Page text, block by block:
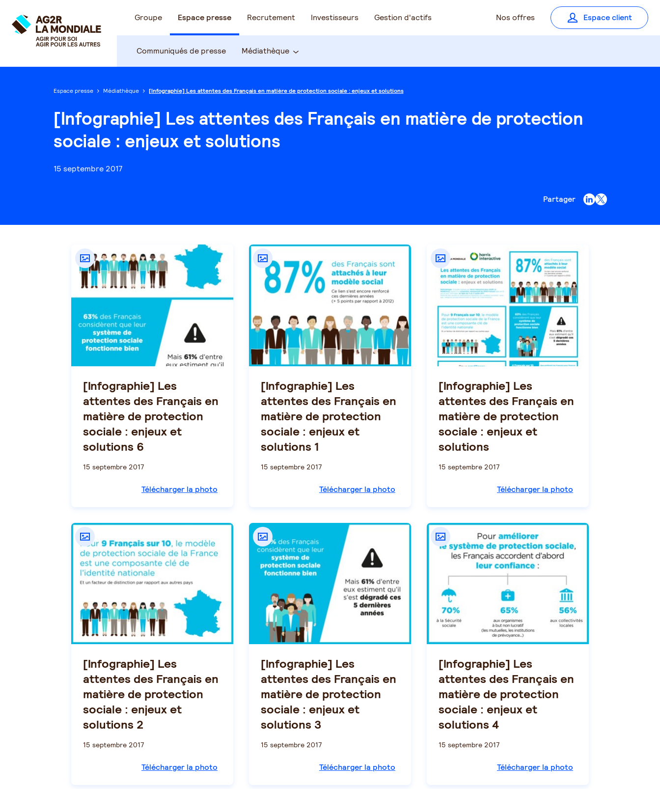
Groupe Espace presse Recrutement Investisseurs Gestion d'actifs Nos offres Espace client
Communiqués de presse Médiathèque
Espace presse Médiathèque [Infographie] Les attentes des Français en matière de protection sociale : enjeux et solutions
[Infographie] Les attentes des Français en matière de protection
sociale : enjeux et solutions
15 septembre 2017
Partager
[Infographie] Les
attentes des Français en
matière de protection
sociale : enjeux et
solutions 6
15 septembre 2017
Télécharger la photo
[Infographie] Les
attentes des Français en
matière de protection
sociale : enjeux et
solutions 1
15 septembre 2017
Télécharger la photo
[Infographie] Les
attentes des Français en
matière de protection
sociale : enjeux et
solutions
15 septembre 2017
Télécharger la photo
[Infographie] Les
attentes des Français en
matière de protection
sociale : enjeux et
solutions 2
15 septembre 2017
Télécharger la photo
[Infographie] Les
attentes des Français en
matière de protection
sociale : enjeux et
solutions 3
15 septembre 2017
Télécharger la photo
[Infographie] Les
attentes des Français en
matière de protection
sociale : enjeux et
solutions 4
15 septembre 2017
Télécharger la photo